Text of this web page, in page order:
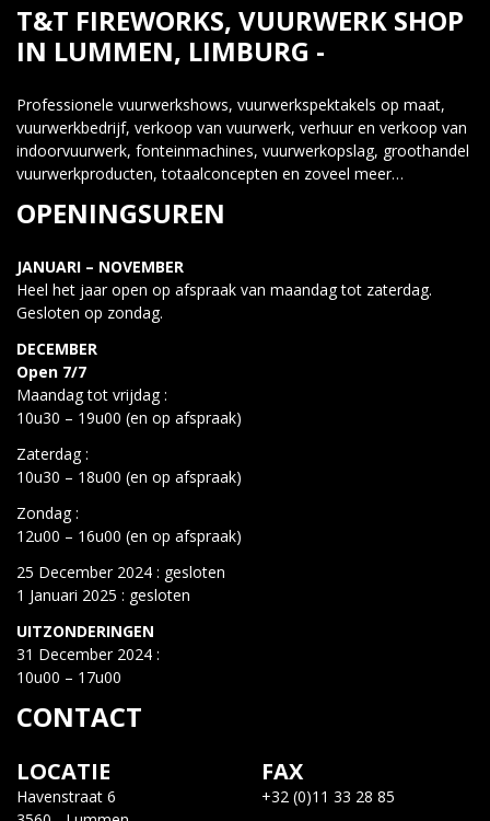
T&T FIREWORKS, VUURWERK SHOP
IN LUMMEN, LIMBURG -
Professionele vuurwerkshows, vuurwerkspektakels op maat,
vuurwerkbedrijf, verkoop van vuurwerk, verhuur en verkoop van
indoorvuurwerk, fonteinmachines, vuurwerkopslag, groothandel
vuurwerkproducten, totaalconcepten en zoveel meer…
OPENINGSUREN
JANUARI – NOVEMBER
Heel het jaar open op afspraak van maandag tot zaterdag.
Gesloten op zondag.
DECEMBER
Open 7/7
Maandag tot vrijdag :
10u30 – 19u00 (en op afspraak)
Zaterdag :
10u30 – 18u00 (en op afspraak)
Zondag :
12u00 – 16u00 (en op afspraak)
25 December 2024 : gesloten
1 Januari 2025 : gesloten
UITZONDERINGEN
31 December 2024 :
10u00 – 17u00
CONTACT
LOCATIE
Havenstraat 6
FAX
+32 (0)11 33 28 85